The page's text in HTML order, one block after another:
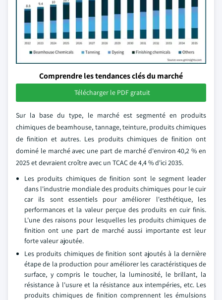
Comprendre les tendances clés du marché
Télécharger le PDF gratuit
Sur la base du type, le marché est segmenté en produits
chimiques de beamhouse, tannage, teinture, produits chimiques
de finition et autres. Les produits chimiques de finition ont
dominé le marché avec une part de marché d'environ 40,2 % en
2025 et devraient croître avec un TCAC de 4,4 % d'ici 2035.
Les produits chimiques de finition sont le segment leader
dans l'industrie mondiale des produits chimiques pour le cuir
car ils sont essentiels pour améliorer l'esthétique, les
performances et la valeur perçue des produits en cuir finis.
L'une des raisons pour lesquelles les produits chimiques de
finition ont une part de marché aussi importante est leur
forte valeur ajoutée.
Les produits chimiques de finition sont ajoutés à la dernière
étape de la production pour améliorer les caractéristiques de
surface, y compris le toucher, la luminosité, le brillant, la
résistance à l'usure et la résistance aux intempéries, etc. Les
produits chimiques de finition comprennent les émulsions